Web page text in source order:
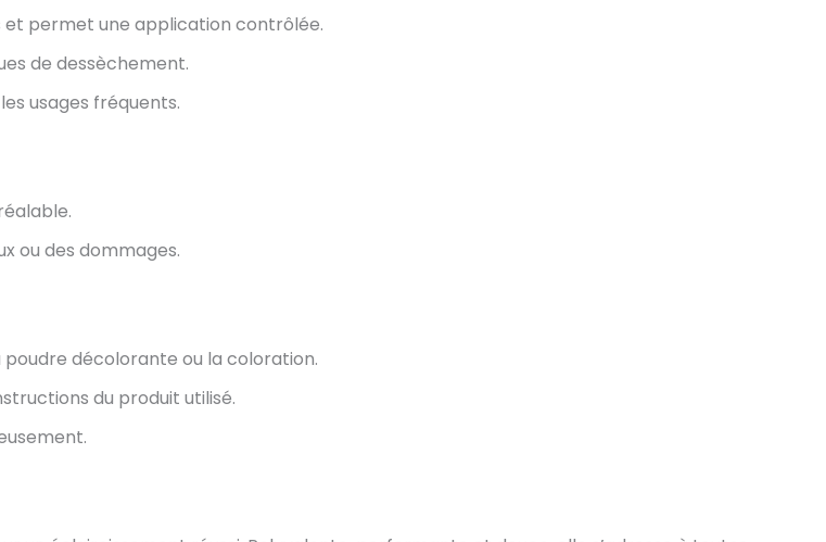
et permet une application contrôlée.
de dessèchement.
usages fréquents.
ou des dommages.
poudre décolorante ou la coloration.
du produit utilisé.